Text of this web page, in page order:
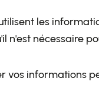
les
n'est nécessaire
vos informations